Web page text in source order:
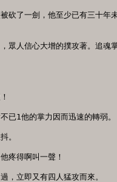
砍了一劍，他至少已有三十年
眾人信心大增的撲攻著。追魂
已1他的掌力因而迅速的轉弱
。
疼得啊叫一聲！
立即又有四人猛攻而來。